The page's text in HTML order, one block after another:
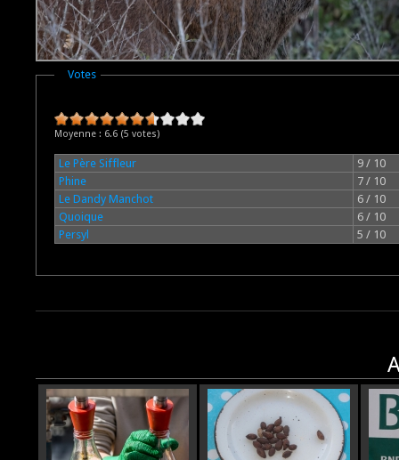
Masquer
Votes
Moyenne : 6.6 (5 votes)
Le Père Siffleur
9 / 10
Phine
7 / 10
Le Dandy Manchot
6 / 10
Quoique
6 / 10
Persyl
5 / 10